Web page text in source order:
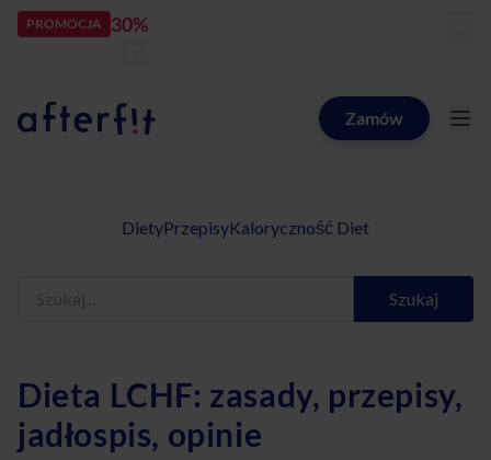
PROMOCJA 30%
Catering dietetyczny AfterfitZamów
DietyPrzepisyKaloryczność Diet
Szukaj
Dieta LCHF: zasady, przepisy,
jadłospis, opinie